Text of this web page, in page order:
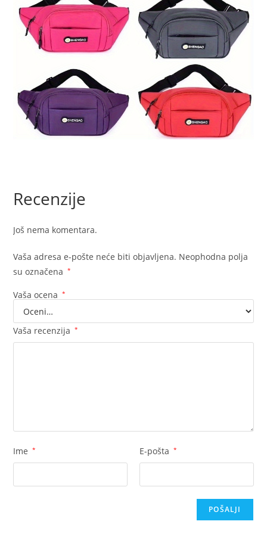
Recenzije
Još nema komentara.
Vaša adresa e-pošte neće biti objavljena. Neophodna polja
su označena
*
Vaša ocena *
Vaša recenzija *
Ime * E-pošta *